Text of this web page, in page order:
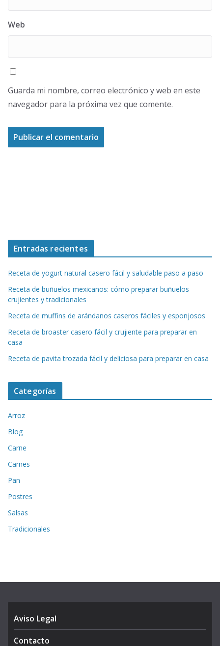
Web
Guarda mi nombre, correo electrónico y web en este
navegador para la próxima vez que comente.
Entradas recientes
Receta de yogurt natural casero fácil y saludable paso a paso
Receta de buñuelos mexicanos: cómo preparar buñuelos
crujientes y tradicionales
Receta de muffins de arándanos caseros fáciles y esponjosos
Receta de broaster casero fácil y crujiente para preparar en
casa
Receta de pavita trozada fácil y deliciosa para preparar en casa
Categorías
Arroz
Blog
Carne
Carnes
Pan
Postres
Salsas
Tradicionales
Aviso Legal
Contacto